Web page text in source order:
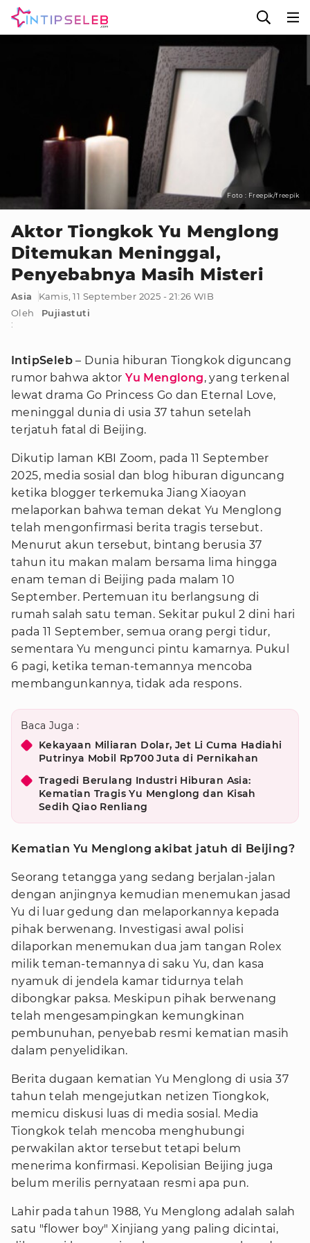
Foto : Freepik/freepik
Aktor Tiongkok Yu Menglong
Ditemukan Meninggal,
Penyebabnya Masih Misteri
Asia
Kamis, 11 September 2025 - 21:26 WIB
Oleh
:
Pujiastuti
IntipSeleb – Dunia hiburan Tiongkok diguncang
rumor bahwa aktorYu Menglong, yang terkenal
lewat drama Go Princess Go dan Eternal Love,
meninggal dunia di usia 37 tahun setelah
terjatuh fatal di Beijing.
Dikutip laman KBI Zoom, pada 11 September
2025, media sosial dan blog hiburan diguncang
ketika blogger terkemuka Jiang Xiaoyan
melaporkan bahwa teman dekat Yu Menglong
telah mengonfirmasi berita tragis tersebut.
Menurut akun tersebut, bintang berusia 37
tahun itu makan malam bersama lima hingga
enam teman di Beijing pada malam 10
September. Pertemuan itu berlangsung di
rumah salah satu teman. Sekitar pukul 2 dini hari
pada 11 September, semua orang pergi tidur,
sementara Yu mengunci pintu kamarnya. Pukul
6 pagi, ketika teman-temannya mencoba
membangunkannya, tidak ada respons.
Baca Juga :
Kekayaan Miliaran Dolar, Jet Li Cuma Hadiahi
Putrinya Mobil Rp700 Juta di Pernikahan
Tragedi Berulang Industri Hiburan Asia:
Kematian Tragis Yu Menglong dan Kisah
Sedih Qiao Renliang
Kematian Yu Menglong akibat jatuh di Beijing?
Seorang tetangga yang sedang berjalan-jalan
dengan anjingnya kemudian menemukan jasad
Yu di luar gedung dan melaporkannya kepada
pihak berwenang. Investigasi awal polisi
dilaporkan menemukan dua jam tangan Rolex
milik teman-temannya di saku Yu, dan kasa
nyamuk di jendela kamar tidurnya telah
dibongkar paksa. Meskipun pihak berwenang
telah mengesampingkan kemungkinan
pembunuhan, penyebab resmi kematian masih
dalam penyelidikan.
Berita dugaan kematian Yu Menglong di usia 37
tahun telah mengejutkan netizen Tiongkok,
memicu diskusi luas di media sosial. Media
Tiongkok telah mencoba menghubungi
perwakilan aktor tersebut tetapi belum
menerima konfirmasi. Kepolisian Beijing juga
belum merilis pernyataan resmi apa pun.
Lahir pada tahun 1988, Yu Menglong adalah salah
satu "flower boy" Xinjiang yang paling dicintai,